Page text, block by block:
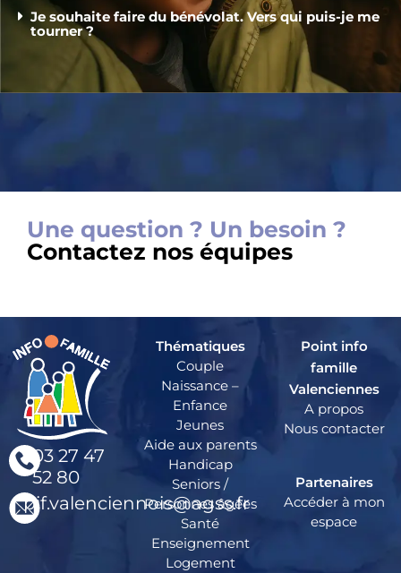
Je souhaite faire du bénévolat. Vers qui puis-je me
tourner ?
Une question ? Un besoin ?
Contactez nos équipes
03 27 47
52 80
pif.valenciennois@agss.fr
Thématiques
Couple
Naissance –
Enfance
Jeunes
Aide aux parents
Handicap
Seniors /
Personnes âgées
Santé
Enseignement
Logement
Point info
famille
Valenciennes
A propos
Nous contacter
Partenaires
Accéder à mon
espace